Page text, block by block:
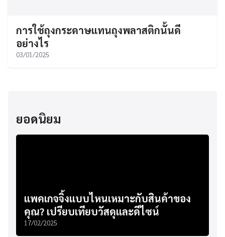
การใช้ถุงกระดาษแทนถุงพลาสติกนั้นดี
อย่างไร
03/01/2025
ยอดนิยม
แพคเกจจิ้งแบบไหนเหมาะกับสินค้าของ
คุณ? เปรียบเทียบวัสดุและดีไซน์
17/02/2025